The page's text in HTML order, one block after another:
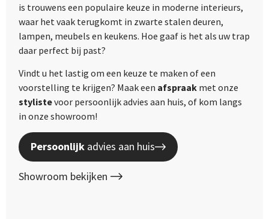
is trouwens een populaire keuze in moderne interieurs,
waar het vaak terugkomt in zwarte stalen deuren,
lampen, meubels en keukens. Hoe gaaf is het als uw trap
daar perfect bij past?
Vindt u het lastig om een keuze te maken of een
voorstelling te krijgen? Maak een afspraak met onze
stylistevoor persoonlijk advies aan huis, of kom langs
in onze showroom!
Persoonlijk advies aan huis
Showroom bekijken